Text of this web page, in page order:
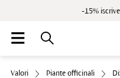
-15%
Valori Piante officinali